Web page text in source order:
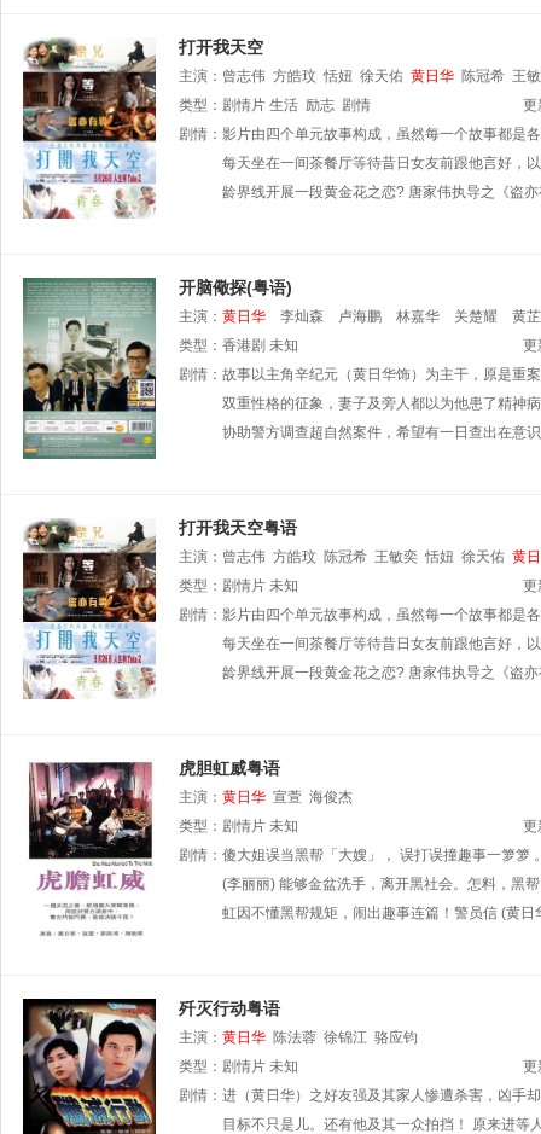
打开我天空
主演： 曾志伟 方皓玟 恬妞 徐天佑 黄日华 陈冠希 王
类型： 剧情片 生活 励志 剧情
更
剧情： 影片由四个单元故事构成，虽然每一个故事都是
每天坐在一间茶餐厅等待昔日女友前跟他言好，
龄界线开展一段黄金花之恋? 唐家伟执导之《盗
开脑儆探(粤语)
主演： 黄日华 李灿森 卢海鹏 林嘉华 关楚耀
黄
类型： 香港剧 未知
更
剧情： 故事以主角辛纪元（黄日华饰）为主干，原是重
双重性格的征象，妻子及旁人都以为他患了精神
协助警方调查超自然案件，希望有一日查出在
打开我天空粤语
主演： 曾志伟 方皓玟 陈冠希 王敏奕 恬妞 徐天佑 黄
类型： 剧情片 未知
更
剧情： 影片由四个单元故事构成，虽然每一个故事都是
每天坐在一间茶餐厅等待昔日女友前跟他言好，
龄界线开展一段黄金花之恋? 唐家伟执导之《盗
虎胆虹威粤语
主演： 黄日华 宣萱 海俊杰
类型： 剧情片 未知
更
剧情： 傻大姐误当黑帮「大嫂」， 误打误撞趣事一箩箩
(李丽丽) 能够金盆洗手，离开黑社会。怎料，黑
虹因不懂黑帮规矩，闹出趣事连篇！警员信 (黄
歼灭行动粤语
主演： 黄日华 陈法蓉 徐锦江 骆应钧
类型： 剧情片 未知
更
剧情： 进（黄日华）之好友强及其家人惨遭杀害，凶手
目标不只是儿。还有他及其一众拍挡！ 原来进